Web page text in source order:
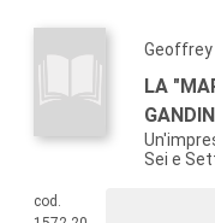
Se infatti i naturali
credere di potersi
nella convinzione
passato e presente -
dialogo con tutti gli
Geoffrey
LA
Sei e
cod.